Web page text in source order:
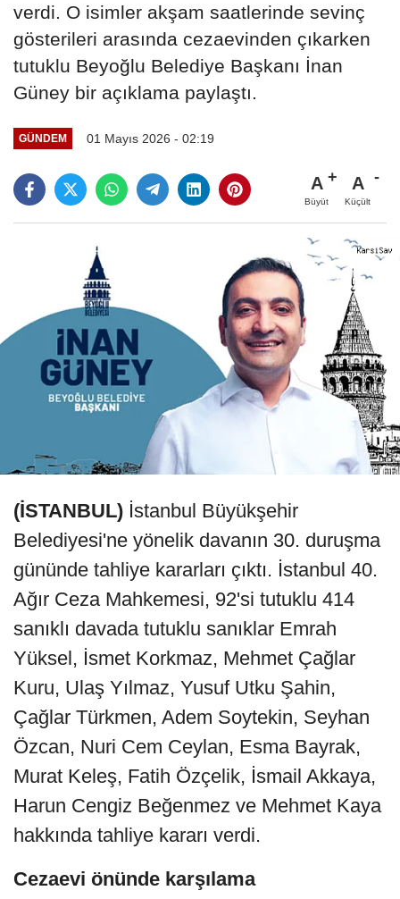
verdi. O isimler akşam saatlerinde sevinç
gösterileri arasında cezaevinden çıkarken
tutuklu Beyoğlu Belediye Başkanı İnan
Güney bir açıklama paylaştı.
GÜNDEM 01 Mayıs 2026 - 02:19
A
Büyüt
A
Küçült
(İSTANBUL) İstanbul Büyükşehir
Belediyesi'ne yönelik davanın 30. duruşma
gününde tahliye kararları çıktı. İstanbul 40.
Ağır Ceza Mahkemesi, 92'si tutuklu 414
sanıklı davada tutuklu sanıklar Emrah
Yüksel, İsmet Korkmaz, Mehmet Çağlar
Kuru, Ulaş Yılmaz, Yusuf Utku Şahin,
Çağlar Türkmen, Adem Soytekin, Seyhan
Özcan, Nuri Cem Ceylan, Esma Bayrak,
Murat Keleş, Fatih Özçelik, İsmail Akkaya,
Harun Cengiz Beğenmez ve Mehmet Kaya
hakkında tahliye kararı verdi.
Cezaevi önünde karşılama